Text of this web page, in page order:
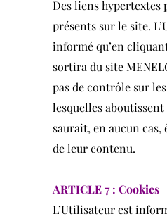
Des liens hypertextes
présents sur le site.
informé qu’en
sortira du site
pas de contrôle sur
lesquelles
saurait, en aucun cas,
de leur contenu.
ARTICLE 7 : Cookies
L’Utilisateur est